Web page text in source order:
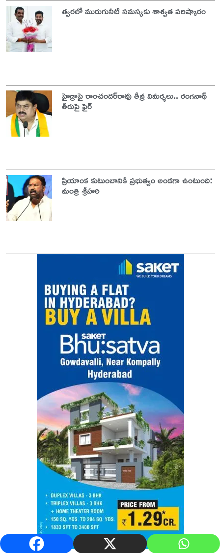
త్వరలో మురుగునీటి సమస్యకు శాశ్వత పరిష్కారం
హైడ్రాపై రాంచందర్‌రావు తీవ్ర విమర్శలు.. రంగనాథ్
తీరుపై ఫైర్
ప్రియాంక కుటుంబానికి ప్రభుత్వం అండగా ఉంటుంది:
మంత్రి శ్రీహరి